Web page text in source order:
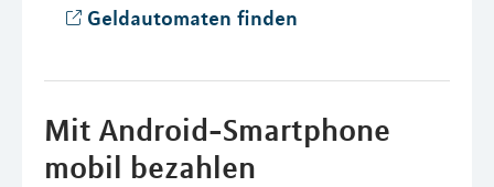
Geldautomaten finden
Mit Android-Smartphone
mobil bezahlen